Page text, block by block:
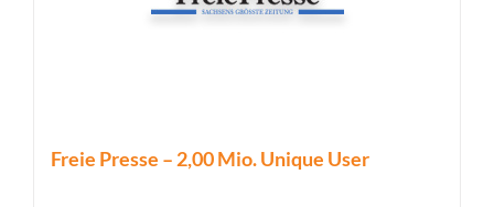
Freie Presse – 2,00 Mio. Unique User